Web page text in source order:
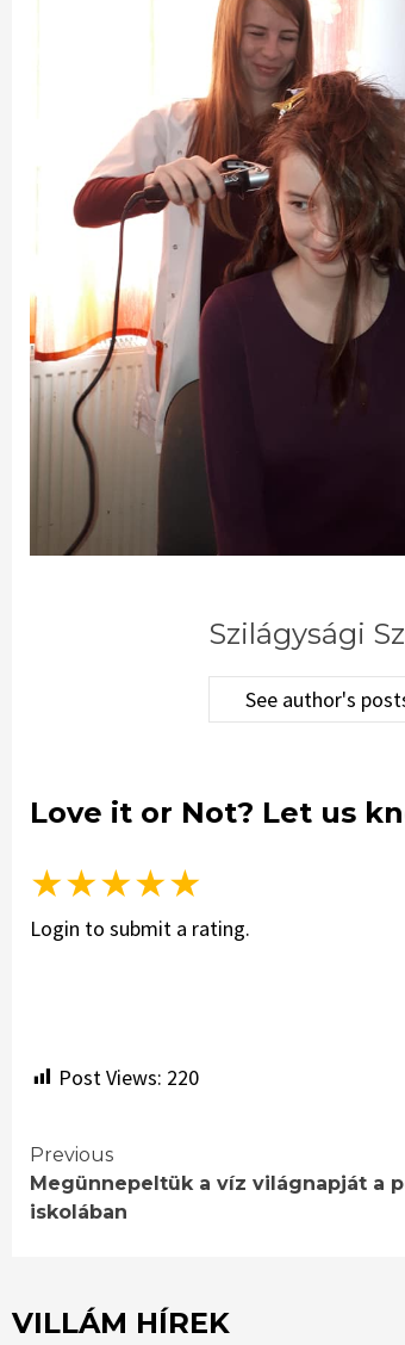
Szilágysági
See author's
Love it or Not? Let us
★★★★★
Login to submit a rating.
Post Views: 220
Continue
Reading
Previous
Megünnepeltük a víz világnapját a
iskolában
VILLÁM HÍREK